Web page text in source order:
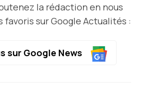
la rédaction en nous
favoris sur Google Actualités :
sur Google News